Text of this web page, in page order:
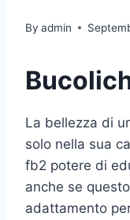
By admin
La bellezza di
solo nella sua
fb2 potere di
anche se
adattamento